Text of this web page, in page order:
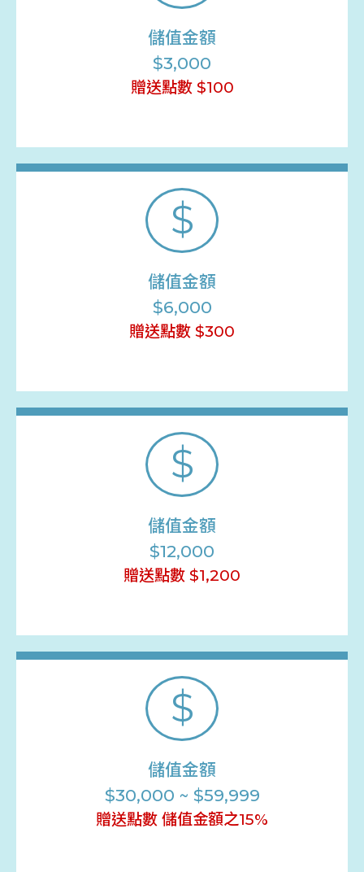
儲值金額
$3,000
贈送點數 $100
$
儲值金額
$6,000
贈送點數 $300
$
儲值金額
$12,000
贈送點數 $1,200
$
儲值金額
$30,000 ~ $59,999
贈送點數 儲值金額之15%